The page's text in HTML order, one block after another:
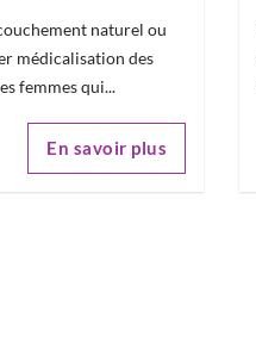
naturel ou
médicalisation des
femmes qui...
En savoir plus